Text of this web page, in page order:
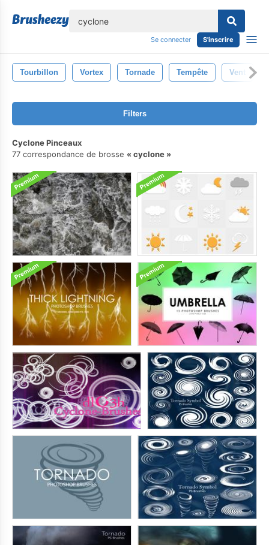
Se connecter S'inscrire
Tourbillon Vortex Tornade Tempête Vent
Filters
Cyclone Pinceaux
77 correspondance de brosse
cyclone